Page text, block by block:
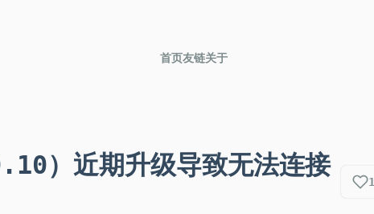
首页友链关于
）近期升级导致无法连接
1